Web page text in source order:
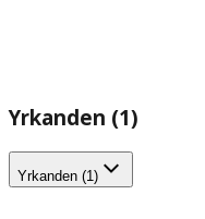
Yrkanden (1)
Yrkanden (1)